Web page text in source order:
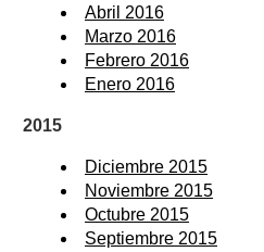
Abril 2016
Marzo 2016
Febrero 2016
Enero 2016
2015
Diciembre 2015
Noviembre 2015
Octubre 2015
Septiembre 2015